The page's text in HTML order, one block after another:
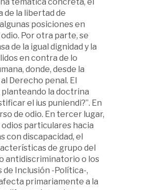
de la libertad de
posiciones en
Por otra parte, se
de la igual dignidad y la
en contra de lo
donde, desde la
Derecho penal. El
la doctrina
el ius puniendi?”. En
de odio. En tercer lugar,
particulares hacia
con discapacidad, el
de grupo del
antidiscriminatorio o los
de Inclusión -Política-,
primariamente a la